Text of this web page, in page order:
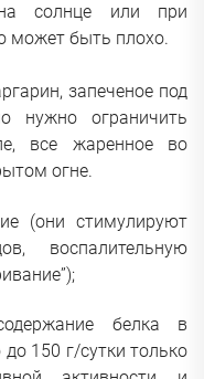
солнце или при
может быть плохо.
запеченое под
нужно ограничить
все жаренное во
огне.
(они стимулируют
воспалительную
белка в
150 г/сутки только